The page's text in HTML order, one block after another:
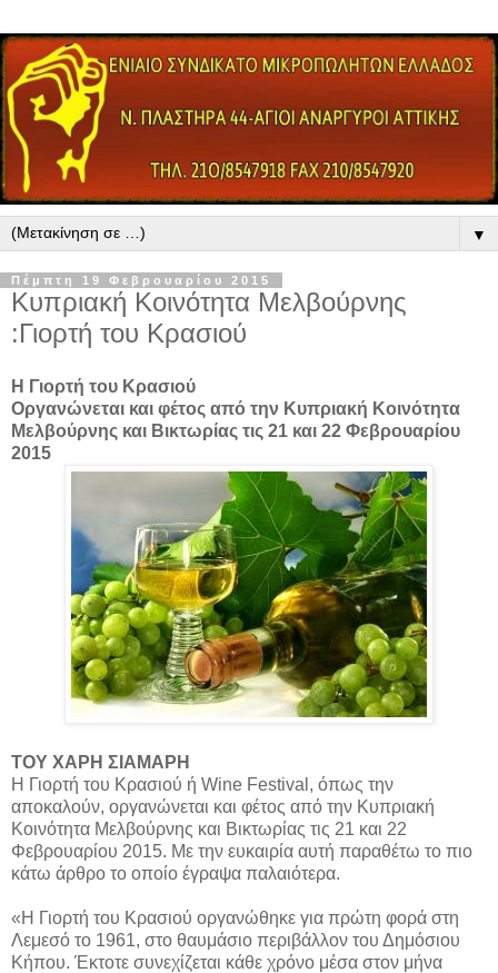
▼
Πέμπτη 19 Φεβρουαρίου 2015
Κυπριακή Κοινότητα Μελβούρνης
:Γιορτή του Κρασιού
H Γιορτή του Κρασιού
Οργανώνεται και φέτος από την Κυπριακή Κοινότητα
Μελβούρνης και Βικτωρίας τις 21 και 22 Φεβρουαρίου
2015
ΤΟΥ ΧΑΡΗ ΣΙΑΜΑΡΗ
H Γιορτή του Κρασιού ή Wine Festival, όπως την
αποκαλούν, οργανώνεται και φέτος από την Κυπριακή
Κοινότητα Μελβούρνης και Βικτωρίας τις 21 και 22
Φεβρουαρίου 2015. Με την ευκαιρία αυτή παραθέτω το πιο
κάτω άρθρο το οποίο έγραψα παλαιότερα.
«Η Γιορτή του Κρασιού οργανώθηκε για πρώτη φορά στη
Λεμεσό το 1961, στο θαυμάσιο περιβάλλον του Δημόσιου
Κήπου. Έκτοτε συνεχίζεται κάθε χρόνο μέσα στον μήνα